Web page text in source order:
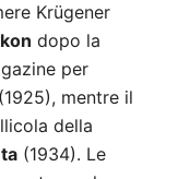
Krügener
dopo la
per
(1925), mentre il
della
(1934). Le